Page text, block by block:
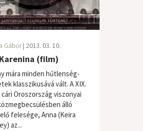
Gábor| 2013. 03. 10.
(film)
mára minden hűtlenség-
klasszikusává vált. A XIX.
Oroszország viszonyai
álló
felesége, Anna (Keira
az...